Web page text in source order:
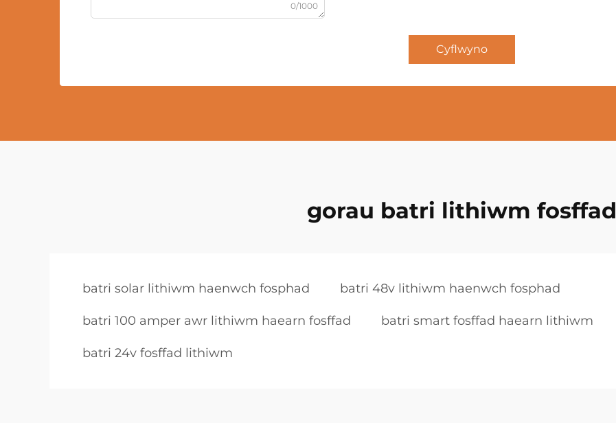
0/1000
Cyflwyno
gorau batri lithiwm fosffad
batri solar lithiwm haenwch fosphad batri 48v lithiwm haenwch fosphad
batri 100 amper awr lithiwm haearn fosffad batri smart fosffad haearn lithiwm
batri 24v fosffad lithiwm